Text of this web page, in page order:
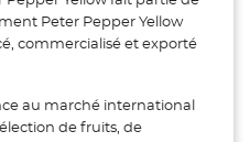
Peter Pepper Yellow
commercialisé et exporté
au marché international
de fruits, de